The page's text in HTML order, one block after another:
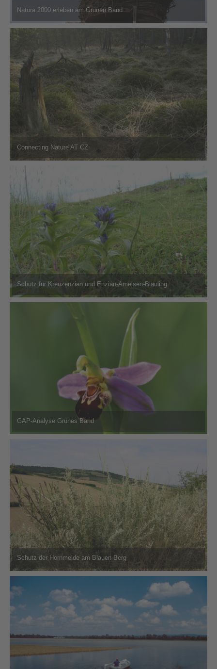
Natura 2000 erleben am Grünen Band
Connecting Nature AT CZ
Schutz für Kreuzenzian und Enzian-Ameisen-Bläuling
GAP-Analyse Grünes Band
Schutz der Hornmelde am Blauen Berg